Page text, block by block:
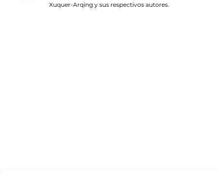
Xuquer-Arqing y sus respectivos autores.